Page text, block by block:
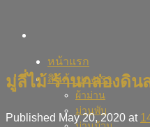
content
หน้าแรก
สินค้าของเรา
ผ้าม่าน
ม่านพับ
มู่ลี่ไม้ ร้านกล่องดิน
Published May 20, 2020 at